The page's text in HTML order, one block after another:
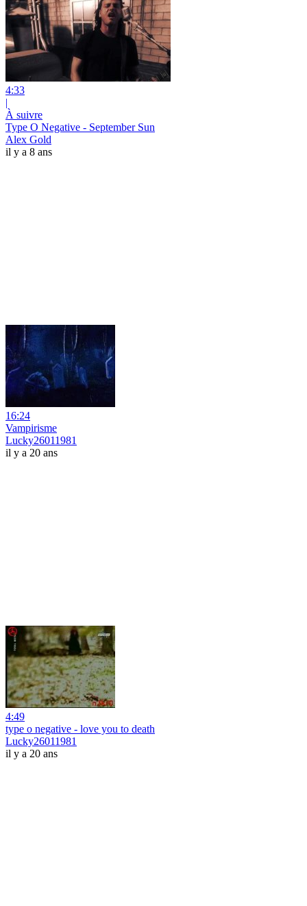
4:33
|
À suivre
Type O Negative - September Sun
Alex Gold
il y a 8 ans
16:24
Vampirisme
Lucky26011981
il y a 20 ans
4:49
type o negative - love you to death
Lucky26011981
il y a 20 ans